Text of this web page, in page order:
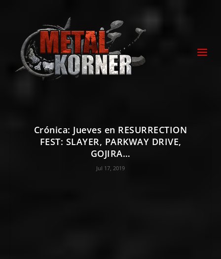
Crónica: Jueves en RESURRECTION
FEST: SLAYER, PARKWAY DRIVE,
GOJIRA…
Jul 17, 2019